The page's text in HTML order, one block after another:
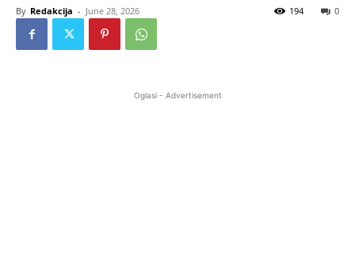
By Redakcija - June 28, 2026 0
194
Oglasi - Advertisement